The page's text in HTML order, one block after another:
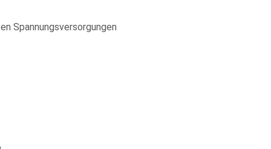
Spannungsversorgungen